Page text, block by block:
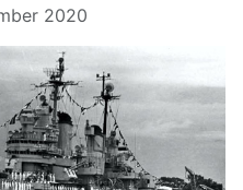
2020